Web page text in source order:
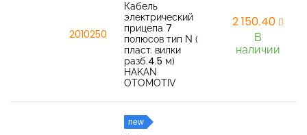
2010250
Кабель
электрический
прицепа 7
полюсов тип N (
пласт. вилки
разб.4.5 м)
HAKAN
OTOMOTIV
2 150,40
В
наличии
new